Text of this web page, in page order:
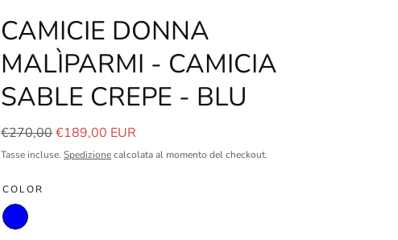
CAMICIE DONNA
MALÌPARMI - CAMICIA
SABLE CREPE - BLU
Prezzo
normale
€270,00Prezzo
in
€189,00 EUR
Tasse incluse.Spedizionecalcolata al momento del checkout.
COLOR
Blu